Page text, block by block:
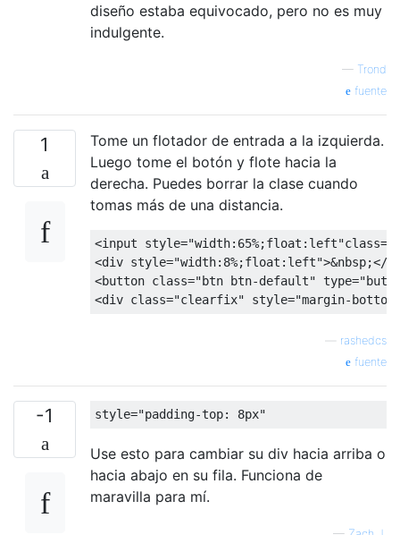
diseño estaba equivocado, pero no es muy
indulgente.
— Trond
fuente
1
Tome un flotador de entrada a la izquierda.
Luego tome el botón y flote hacia la
derecha. Puedes borrar la clase cuando
tomas más de una distancia.
<input style="width: 65%;float : left"class=
<div style="width: 8%;float : left">&nbsp;</
<button class="btn btn-default" type=
<div class="clearfix" style="margin-bottom
rashedcs
fuente
-1 style="padding-top: 8px"
Use esto para cambiar su div hacia arriba o
hacia abajo en su fila. Funciona de
maravilla para mí.